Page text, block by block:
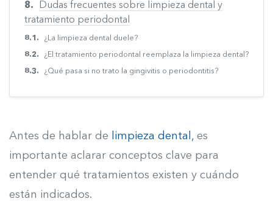
Dudas frecuentes sobre limpieza dental y
tratamiento periodontal
¿La limpieza dental duele?
¿El tratamiento periodontal reemplaza la limpieza dental?
¿Qué pasa si no trato la gingivitis o periodontitis?
Antes de hablar de limpieza dental, es
importante aclarar conceptos clave para
entender qué tratamientos existen y cuándo
están indicados.